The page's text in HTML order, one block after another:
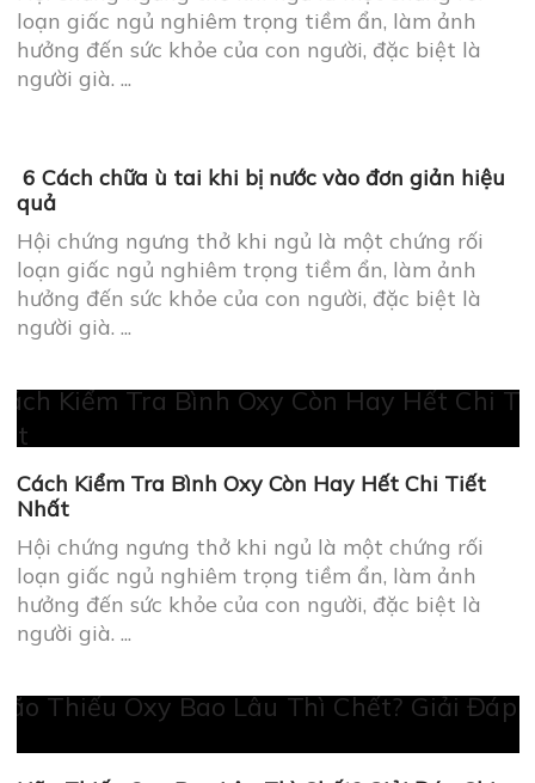
6 Cách chữa ù tai khi bị nước vào đơn giản hiệu
loạn giấc ngủ nghiêm trọng tiềm ẩn, làm ảnh
hưởng đến sức khỏe của con người, đặc biệt là
người già. ...
Cách Kiểm Tra Bình Oxy Còn Hay Hết Chi Tiết
Hội chứng ngưng thở khi ngủ là một chứng rối
loạn giấc ngủ nghiêm trọng tiềm ẩn, làm ảnh
người già. ...
Não Thiếu Oxy Bao Lâu Thì Chết? Giải Đáp Chi
Tiết
Hội chứng ngưng thở khi ngủ là một chứng rối
hưởng đến sức khỏe của con người, đặc biệt là